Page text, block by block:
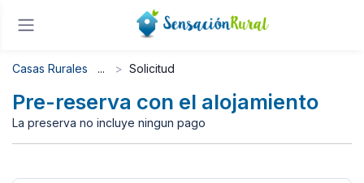
Casas Rurales Solicitud
Pre-reserva con el alojamiento
La preserva no incluye ningun pago